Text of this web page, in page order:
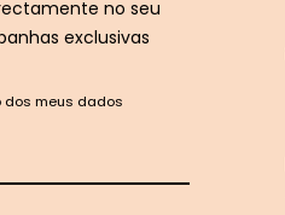
no seu
exclusivas
dos meus dados